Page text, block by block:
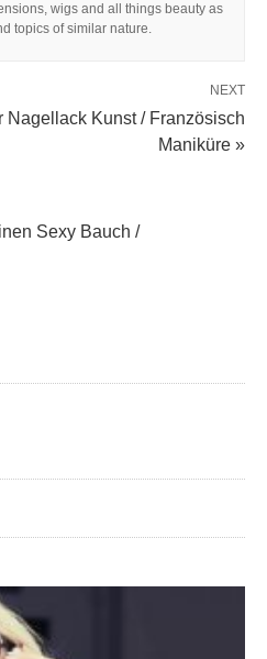
wigs and all things beauty as
topics of similar nature.
NEXT
Nagellack Kunst / Französisch
Maniküre »
Sexy Bauch /